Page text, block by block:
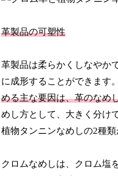
革製品の可塑性
革製品は柔らかくしなやか
に成形することができます
める主な要因は、革のなめ
めし方として、大きく分け
植物タンニンなめしの2種類
クロムなめしは、クロム塩